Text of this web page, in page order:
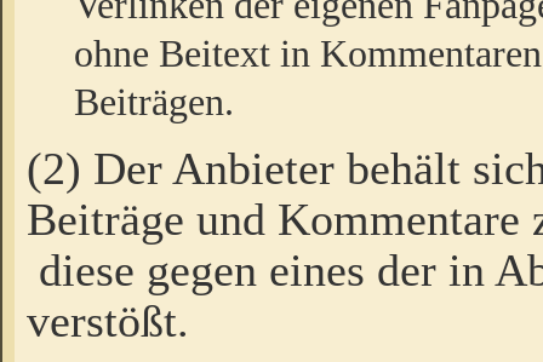
ohne Beitext in
Beiträgen.
(2) Der Anbieter behält
Beiträge und Kommentare
diese gegen eines der in
verstößt.